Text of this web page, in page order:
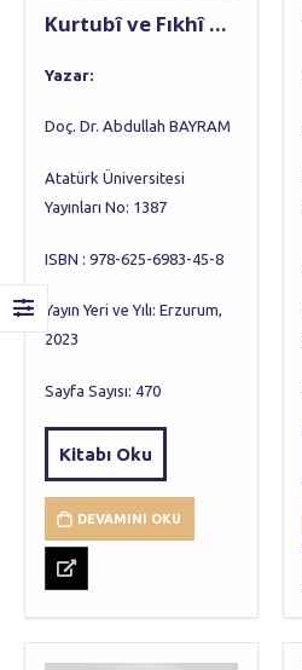
Kurtubî ve Fıkhî Tefsiri
Yazar:
Doç. Dr. Abdullah BAYRAM
Atatürk Üniversitesi
Yayınları No: 1387
ISBN : 978-625-6983-45-8
Yayın Yeri ve Yılı: Erzurum,
2023
Sayfa Sayısı: 470
Kitabı Oku
DEVAMINI OKU